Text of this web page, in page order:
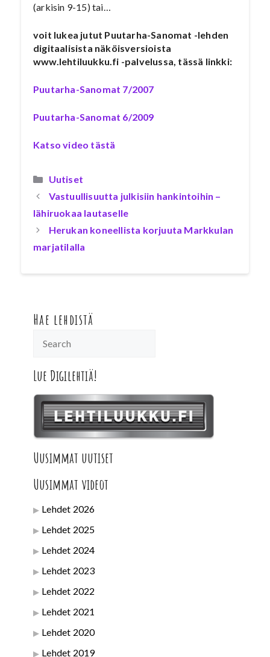
(arkisin 9-15) tai…
voit lukea jutut Puutarha-Sanomat -lehden
digitaalisista näköisversioista
www.lehtiluukku.fi -palvelussa, tässä linkki:
Puutarha-Sanomat 7/2007
Puutarha-Sanomat 6/2009
Katso video tästä
Kategoriat
Uutiset
Vastuullisuutta julkisiin hankintoihin –
lähiruokaa lautaselle
Herukan koneellista korjuuta Markkulan
marjatilalla
Hae lehdistä
Lue Digilehtiä!
Uusimmat uutiset
Uusimmat videot
Lehdet 2026
Lehdet 2025
Lehdet 2024
Lehdet 2023
Lehdet 2022
Lehdet 2021
Lehdet 2020
Lehdet 2019